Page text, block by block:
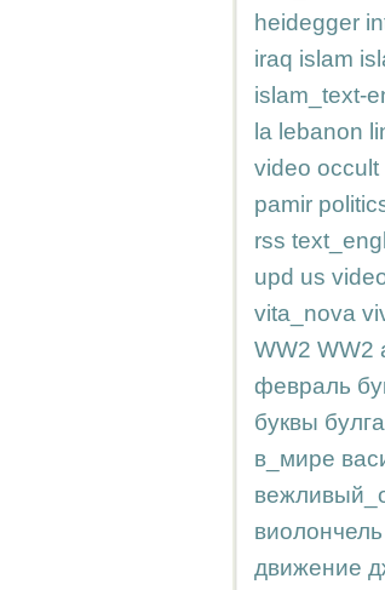
heidegger
iraq islam
islam_text-
la lebanon
video occult
pamir
rss text_engl
upd us
vita_nova
WW2 WW2
февраль
буквы
в_мире
виолончель
движение